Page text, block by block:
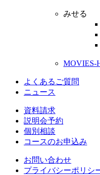
みせる
MOVIES-
よくあるご質問
ニュース
資料請求
説明会予約
個別相談
コースのお申込み
お問い合わせ
プライバシーポリシ